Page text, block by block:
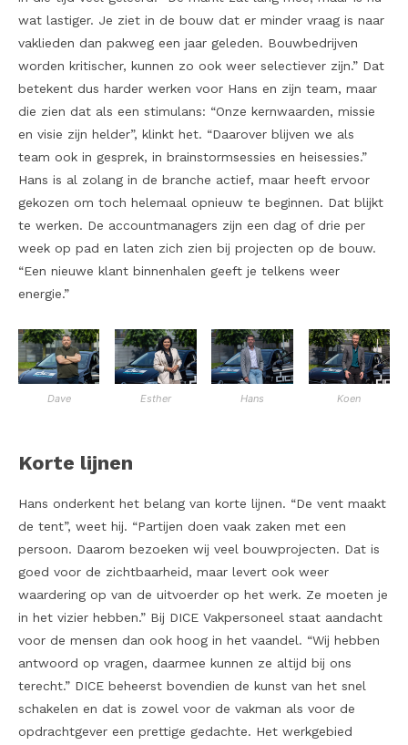
wat lastiger. Je ziet in de bouw dat er minder vraag is naar
vaklieden dan pakweg een jaar geleden. Bouwbedrijven
worden kritischer, kunnen zo ook weer selectiever zijn.” Dat
betekent dus harder werken voor Hans en zijn team, maar
die zien dat als een stimulans: “Onze kernwaarden, missie
en visie zijn helder”, klinkt het. “Daarover blijven we als
team ook in gesprek, in brainstormsessies en heisessies.”
Hans is al zolang in de branche actief, maar heeft ervoor
gekozen om toch helemaal opnieuw te beginnen. Dat blijkt
te werken. De accountmanagers zijn een dag of drie per
week op pad en laten zich zien bij projecten op de bouw.
“Een nieuwe klant binnenhalen geeft je telkens weer
energie.”
Dave Esther Hans Koen
Korte lijnen
Hans onderkent het belang van korte lijnen. “De vent maakt
de tent”, weet hij. “Partijen doen vaak zaken met een
persoon. Daarom bezoeken wij veel bouwprojecten. Dat is
goed voor de zichtbaarheid, maar levert ook weer
waardering op van de uitvoerder op het werk. Ze moeten je
in het vizier hebben.” Bij DICE Vakpersoneel staat aandacht
voor de mensen dan ook hoog in het vaandel. “Wij hebben
antwoord op vragen, daarmee kunnen ze altijd bij ons
terecht.” DICE beheerst bovendien de kunst van het snel
schakelen en dat is zowel voor de vakman als voor de
opdrachtgever een prettige gedachte. Het werkgebied